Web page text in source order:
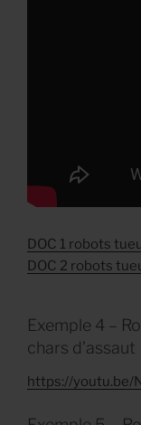
DOC 1 robots
DOC 2 robots
Exemple 4 –
chars d’assaut
https://youtu.be/